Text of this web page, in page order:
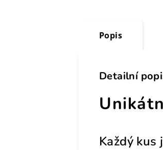
Popis
Detailní
Každý